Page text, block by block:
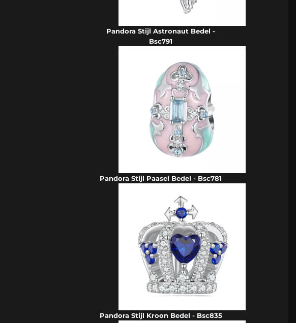
Pandora Stijl Astronaut Bedel -
Bsc791
Pandora Stijl Paasei Bedel - Bsc781
Pandora Stijl Kroon Bedel - Bsc835